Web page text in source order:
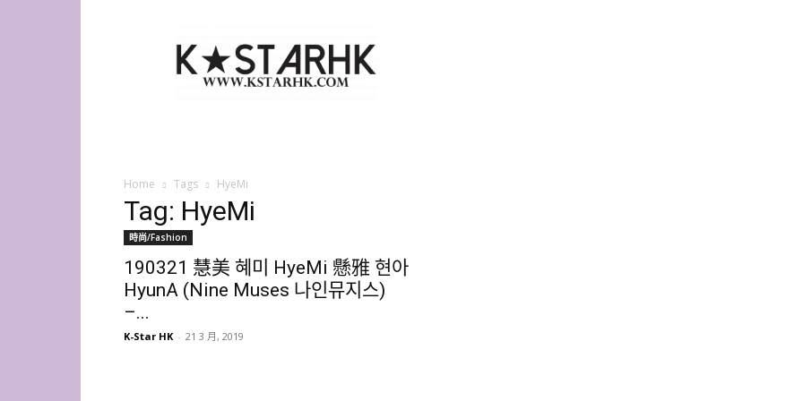
Star
HK
Home Tags HyeMi
Tag: HyeMi
時尚/Fashion
190321 慧美 혜미 HyeMi 懸雅 현아
HyunA (Nine Muses 나인뮤지스)
–...
K-Star HK - 21 3 月, 2019